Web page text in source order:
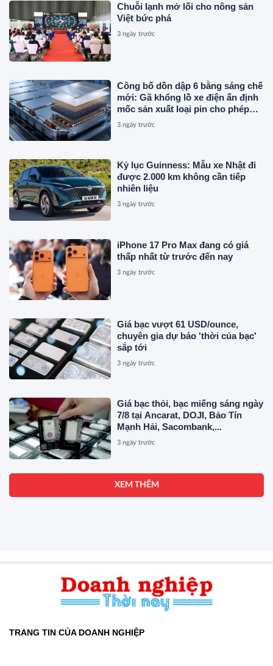
Chuỗi lạnh mở lối cho nông sản
Việt bức phá
3 ngày trước
Công bố dồn dập 6 bằng sáng chế
mới: Gã khổng lồ xe điện ấn định
mốc sản xuất loại pin cho phép
sạc 1 lần đi từ Hà Nội đến TP.HCM
3 ngày trước
Kỷ lục Guinness: Mẫu xe Nhật đi
được 2.000 km không cần tiếp
nhiên liệu
3 ngày trước
iPhone 17 Pro Max đang có giá
thấp nhất từ trước đến nay
3 ngày trước
Giá bạc vượt 61 USD/ounce,
chuyên gia dự báo 'thời của bạc'
sắp tới
3 ngày trước
Giá bạc thỏi, bạc miếng sáng ngày
7/8 tại Ancarat, DOJI, Bảo Tín
Mạnh Hải, Sacombank,...
3 ngày trước
XEM THÊM
TRANG TIN CỦA DOANH NGHIỆP